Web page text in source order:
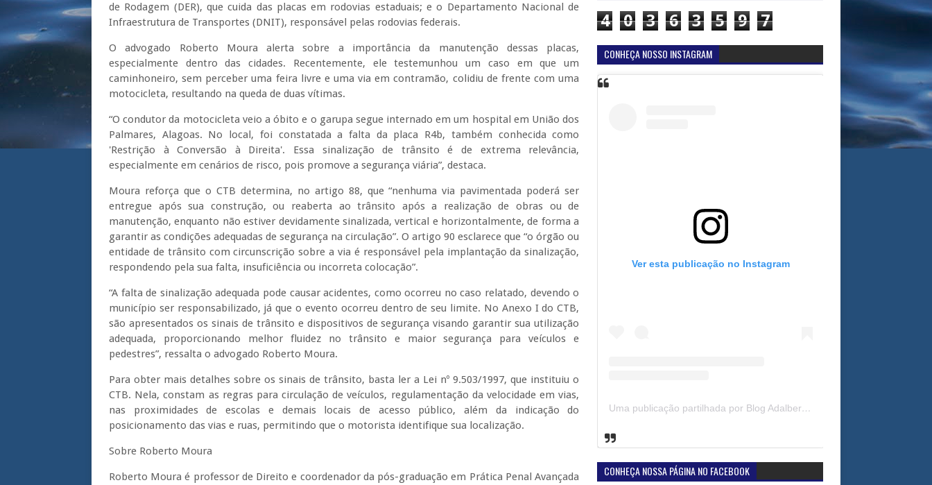
de Rodagem (DER), que cuida das placas em rodovias estaduais; e o Departamento Nacional de
Infraestrutura de Transportes (DNIT), responsável pelas rodovias federais.
O advogado Roberto Moura alerta sobre a importância da manutenção dessas placas,
especialmente dentro das cidades. Recentemente, ele testemunhou um caso em que um
caminhoneiro, sem perceber uma feira livre e uma via em contramão, colidiu de frente com uma
motocicleta, resultando na queda de duas vítimas.
“O condutor da motocicleta veio a óbito e o garupa segue internado em um hospital em União dos
Palmares, Alagoas. No local, foi constatada a falta da placa R4b, também conhecida como
'Restrição à Conversão à Direita'. Essa sinalização de trânsito é de extrema relevância,
especialmente em cenários de risco, pois promove a segurança viária”, destaca.
Moura reforça que o CTB determina, no artigo 88, que “nenhuma via pavimentada poderá ser
entregue após sua construção, ou reaberta ao trânsito após a realização de obras ou de
manutenção, enquanto não estiver devidamente sinalizada, vertical e horizontalmente, de forma a
garantir as condições adequadas de segurança na circulação”. O artigo 90 esclarece que “o órgão ou
entidade de trânsito com circunscrição sobre a via é responsável pela implantação da sinalização,
respondendo pela sua falta, insuficiência ou incorreta colocação”.
“A falta de sinalização adequada pode causar acidentes, como ocorreu no caso relatado, devendo o
município ser responsabilizado, já que o evento ocorreu dentro de seu limite. No Anexo I do CTB,
são apresentados os sinais de trânsito e dispositivos de segurança visando garantir sua utilização
adequada, proporcionando melhor fluidez no trânsito e maior segurança para veículos e
pedestres”, ressalta o advogado Roberto Moura.
Para obter mais detalhes sobre os sinais de trânsito, basta ler a Lei nº 9.503/1997, que instituiu o
CTB. Nela, constam as regras para circulação de veículos, regulamentação da velocidade em vias,
nas proximidades de escolas e demais locais de acesso público, além da indicação do
posicionamento das vias e ruas, permitindo que o motorista identifique sua localização.
Sobre Roberto Moura
Roberto Moura é professor de Direito e coordenador da pós-graduação em Prática Penal Avançada
4 0 3 6 3 5 9 7
CONHEÇA NOSSO INSTAGRAM
Ver esta publicação no Instagram
Uma publicação partilhada por Blog Adalberto Gomes Noticias (@blogadalbertogomesnoticiass)
CONHEÇA NOSSA PÁGINA NO FACEBOOK